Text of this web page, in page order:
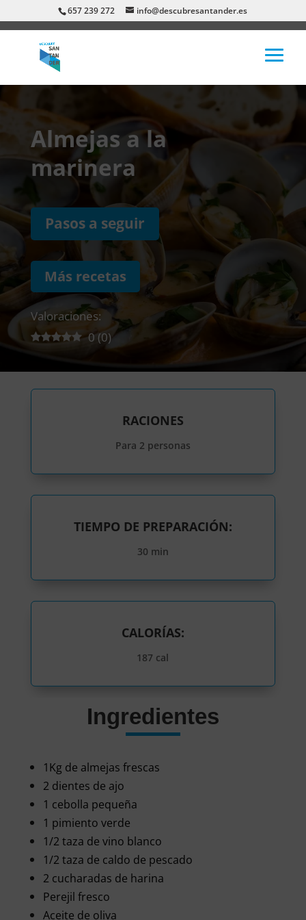
657 239 272 info@descubresantander.es
Almejas a la
marinera
Pasos a seguir
Más recetas
Valoraciones:
0(0)
RACIONES
Para 2 personas
TIEMPO DE PREPARACIÓN:
30 min
CALORÍAS:
187 cal
Ingredientes
1Kg de almejas frescas
2 dientes de ajo
1 cebolla pequeña
1 pimiento verde
1/2 taza de vino blanco
1/2 taza de caldo de pescado
2 cucharadas de harina
Perejil fresco
Aceite de oliva